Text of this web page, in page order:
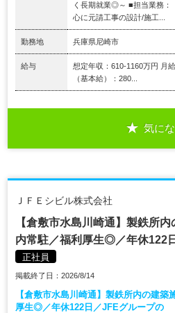
く長期就業◎～ ■担当業務：
心に元請工事の設計/施工...
勤務地 兵庫県尼崎市
給与
想定年収：610-1160万円 月
（基本給）：280...
気に
ＪＦＥシビル株式会社
【倉敷市水島川崎通】製鉄所
内常駐／福利厚生◎／年休122
正社員
掲載終了日：2026/8/14
【倉敷市水島川崎通】製鉄所内の建
厚生◎／年休122日／JFEグループの